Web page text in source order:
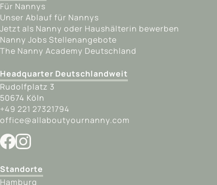
Für Nannys
Unser Ablauf für Nannys
Jetzt als Nanny oder Haushälterin bewerben
Nanny Jobs Stellenangebote
The Nanny Academy Deutschland
Headquarter Deutschlandweit
Rudolfplatz 3
50674 Köln
+‎49 221 27321794
office@allaboutyournanny.com
Standorte
Hamburg